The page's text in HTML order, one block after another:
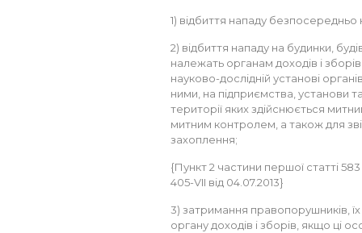
1) відбиття нападу безпосередньо
2) відбиття нападу на будинки,
належать органам доходів і
науково-дослідній установі
ними, на підприємства, установи
території яких здійснюється
митним контролем, а також для
захоплення;
{Пункт 2 частини першої статті
405-VII від 04.07.2013}
3) затримання правопорушників,
органу доходів і зборів, якщо ці